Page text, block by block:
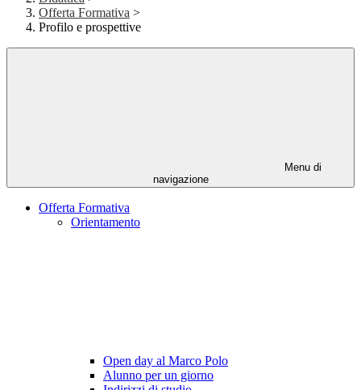
Offerta Formativa >
Profilo e prospettive
Menu di
navigazione
Offerta Formativa
Orientamento
Open day al Marco Polo
Alunno per un giorno